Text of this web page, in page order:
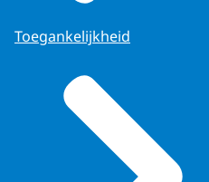
Toegankelijkheid